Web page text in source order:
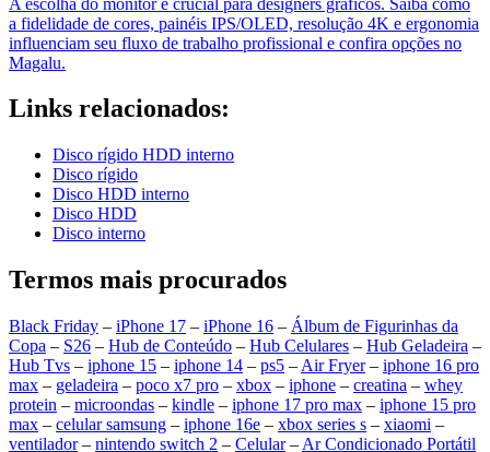
a fidelidade de cores, painéis IPS/OLED, resolução 4K e ergonomia
influenciam seu fluxo de trabalho profissional e confira opções no
Magalu.
Links relacionados:
Disco rígido HDD interno
Disco rígido
Disco HDD interno
Disco HDD
Disco interno
Termos mais procurados
Black Friday – iPhone 17 – iPhone 16 – Álbum de Figurinhas da
Copa – S26 – Hub de Conteúdo – Hub Celulares – Hub Geladeira –
Hub Tvs – iphone 15 – iphone 14 – ps5 – Air Fryer– iphone 16 pro
max – geladeira – poco x7 pro – xbox – iphone – creatina – whey
protein – microondas – kindle – iphone 17 pro max – iphone 15 pro
max – celular samsung – iphone 16e – xbox series s – xiaomi –
ventilador– nintendo switch 2 – Celular– Ar Condicionado Portátil